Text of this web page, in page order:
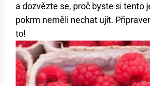
a dozvězte se, proč byste si tento
pokrm neměli nechat‍ ujít.
to!